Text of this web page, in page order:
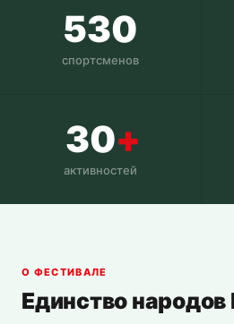
530
спортсменов
30+
активностей
О ФЕСТИВАЛЕ
Единство народов